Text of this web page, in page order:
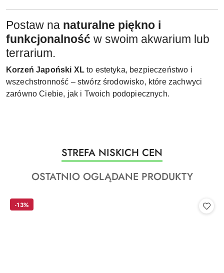
Postaw na naturalne piękno i
funkcjonalność w swoim akwarium lub
terrarium.
Korzeń Japoński XLto estetyka, bezpieczeństwo i
wszechstronność – stwórz środowisko, które zachwyci
zarówno Ciebie, jak i Twoich podopiecznych.
Pomiń karuzelę produktów
Produkty
o
statusie:
STREFA NISKICH CEN
Produkty
statusie:
OSTATNIO OGLĄDANE PRODUKTY
-13%